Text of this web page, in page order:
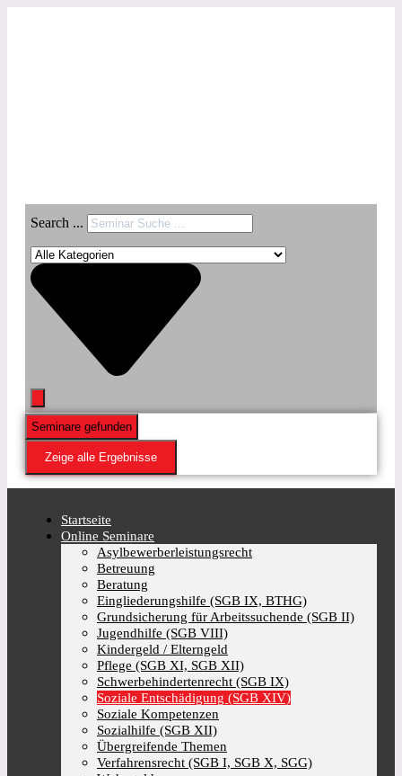
Search ...
Seminare gefunden
Zeige alle Ergebnisse
Startseite
Online Seminare
Asylbewerberleistungsrecht
Betreuung
Beratung
Eingliederungshilfe (SGB IX, BTHG)
Grundsicherung für Arbeitssuchende (SGB II)
Jugendhilfe (SGB VIII)
Kindergeld / Elterngeld
Pflege (SGB XI, SGB XII)
Schwerbehindertenrecht (SGB IX)
Soziale Entschädigung (SGB XIV)
Soziale Kompetenzen
Sozialhilfe (SGB XII)
Übergreifende Themen
Verfahrensrecht (SGB I, SGB X, SGG)